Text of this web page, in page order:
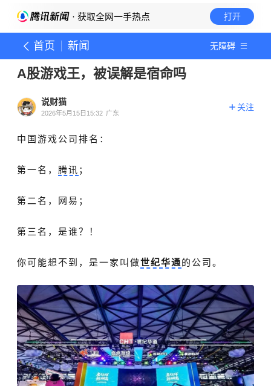
· 获取全网一手热点 打开
首页 新闻 无障碍
A股游戏王，被误解是宿命吗
说财猫
2026年5月15日15:32 广东
关注
中国游戏公司排名：
第一名， 腾讯 ；
第二名，网易；
第三名，是谁？！
你可能想不到，是一家叫做世纪华通的公司。